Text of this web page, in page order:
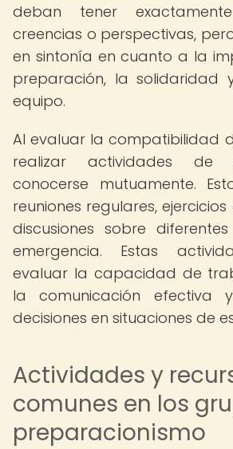
deban tener
creencias o perspectivas,
en sintonía en cuanto a la
preparación, la solidaridad
equipo.
Al evaluar la compatibilidad
realizar actividades de
conocerse mutuamente.
reuniones regulares,
discusiones sobre
emergencia. Estas
evaluar la capacidad de
la comunicación
decisiones en situaciones de
Actividades y
comunes en los
preparacionismo